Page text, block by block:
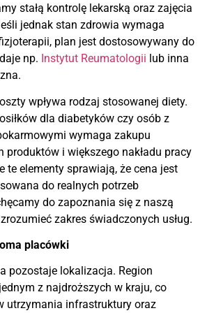
stałą kontrolę lekarską oraz zajęcia
jednak stan zdrowia wymaga
plan jest dostosowywany do
np. Instytut Reumatologii lub inna
wpływa rodzaj stosowanej diety.
dla diabetyków czy osób z
wymaga zakupu
produktów i większego nakładu pracy
te elementy sprawiają, że cena jest
do realnych potrzeb
do zapoznania się z naszą
zakres świadczonych usług.
placówki
pozostaje lokalizacja. Region
z najdroższych w kraju, co
utrzymania infrastruktury oraz